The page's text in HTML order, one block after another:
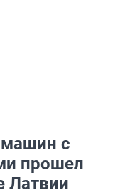
с
прошел
Латвии